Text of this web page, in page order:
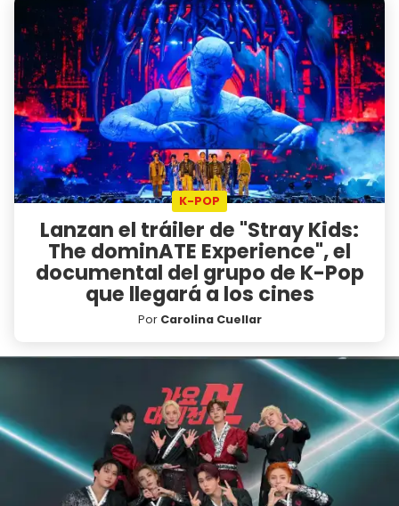
K-POP
Lanzan el tráiler de "Stray Kids:
The dominATE Experience", el
documental del grupo de K-Pop
que llegará a los cines
Por Carolina Cuellar